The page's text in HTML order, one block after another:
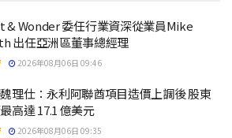
& Wonder 委任行業資深從業員Mike
出任亞洲區董事總經理
2026年08月06日 09:46
理仕：永利阿聯酋項目造價上調後 股東
高達 17.1 億美元
2026年08月06日 09:35